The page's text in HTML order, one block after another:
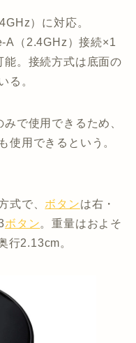
）に対応。
A（2.4GHz）接続×1
能。接続方式は底面の
る。
で使用できるため、
使用できるという。
式で、 ボタンは右・
ボタン。重量はおよそ
行2.13cm。